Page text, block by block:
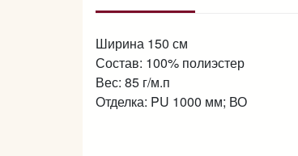
Ширина 150 см
Состав: 100% полиэстер
Вес: 85 г/м.п
Отделка: PU 1000 мм; ВО